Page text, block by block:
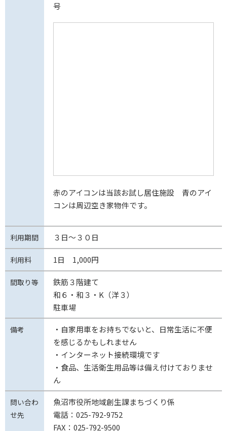
号
赤のアイコンは当該お試し居住施設 青のアイ
コンは周辺空き家物件です。
利用期間 ３日～３０日
利用料 1日 1,000円
間取り等
鉄筋３階建て
和６・和３・K（洋３）
駐車場
備考
・自家用車をお持ちでないと、日常生活に不便
を感じるかもしれません
・インターネット接続環境です
・食品、生活衛生用品等は備え付けておりませ
ん
問い合わ
せ先
魚沼市役所地域創生課まちづくり係
電話：025-792-9752
FAX：025-792-9500